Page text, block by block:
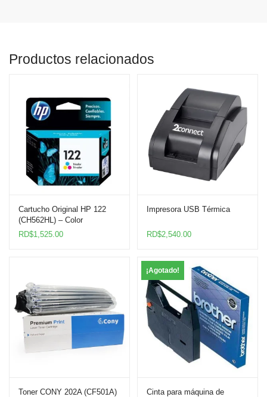
Productos relacionados
Cartucho Original HP 122
(CH562HL) – Color
RD$1,525.00
Impresora USB Térmica
RD$2,540.00
Toner CONY 202A (CF501A)
¡Agotado!
Cinta para máquina de